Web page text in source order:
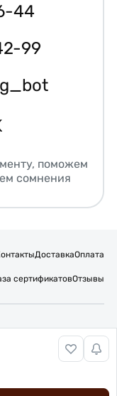
44
99
поможем
сомнения
ДоставкаОплата
сертификатовОтзывы